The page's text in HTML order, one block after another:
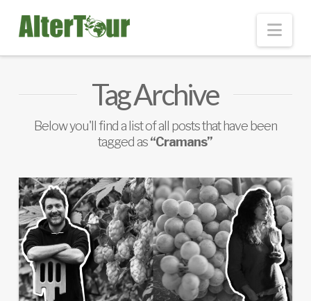
Tag Archive
Below you'll find a list of all posts that have been
tagged as“Cramans”